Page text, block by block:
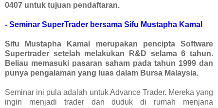
0407 untuk tujuan pendaftaran.
- Seminar SuperTrader bersama Sifu Mustapha Kamal
Sifu Mustapha Kamal merupakan pencipta Software
Supertrader setelah melakukan R&D selama 6 tahun.
Beliau memasuki pasaran saham pada tahun 1999 dan
punya pengalaman yang luas dalam Bursa Malaysia.
Seminar ini pula adalah untuk Advance Trader. Mereka yang
ingin menjadi trader dan duduk di rumah menjana